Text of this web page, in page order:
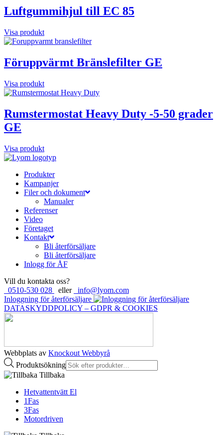
Luftgummihjul till EC 85
Visa produkt
Föruppvärmt Bränslefilter GE
Visa produkt
Rumstermostat Heavy Duty -5-50 grader
GE
Visa produkt
Produkter
Kampanjer
Filer och dokument
Manualer
Referenser
Video
Företaget
Kontakt
Bli återförsäljare
Bli återförsäljare
Inlogg för ÅF
Vill du kontakta oss?
0510-530 028
eller
info@lyom.com
Inloggning för återförsäljare
DATASKYDDPOLICY – GDPR & COOKIES
Webbplats av Knockout Webbyrå
Produktsökning
Tillbaka
Hetvattentvätt El
1Fas
3Fas
Motordriven